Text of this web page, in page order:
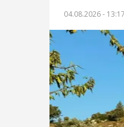
04.08.2026 -